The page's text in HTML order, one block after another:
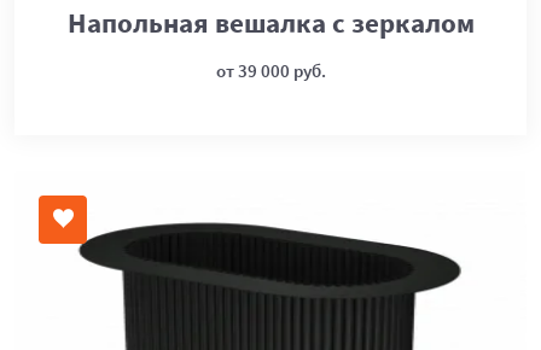
Напольная вешалка с зеркалом
от 39 000 руб.